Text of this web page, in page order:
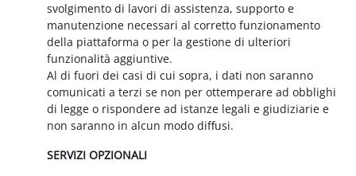
svolgimento di lavori di assistenza, supporto e
manutenzione necessari al corretto funzionamento
della piattaforma o per la gestione di ulteriori
funzionalità aggiuntive.
Al di fuori dei casi di cui sopra, i dati non saranno
comunicati a terzi se non per ottemperare ad obblighi
di legge o rispondere ad istanze legali e giudiziarie e
non saranno in alcun modo diffusi.
SERVIZI OPZIONALI